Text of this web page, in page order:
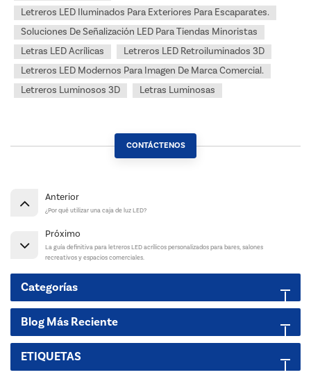
Letreros LED Iluminados Para Exteriores Para Escaparates.
Soluciones De Señalización LED Para Tiendas Minoristas
Letras LED Acrílicas
Letreros LED Retroiluminados 3D
Letreros LED Modernos Para Imagen De Marca Comercial.
Letreros Luminosos 3D
Letras Luminosas
CONTÁCTENOS
Anterior
¿Por qué utilizar una caja de luz LED?
Próximo
La guía definitiva para letreros LED acrílicos personalizados para bares, salones
recreativos y espacios comerciales.
Categorías
Blog Más Reciente
ETIQUETAS